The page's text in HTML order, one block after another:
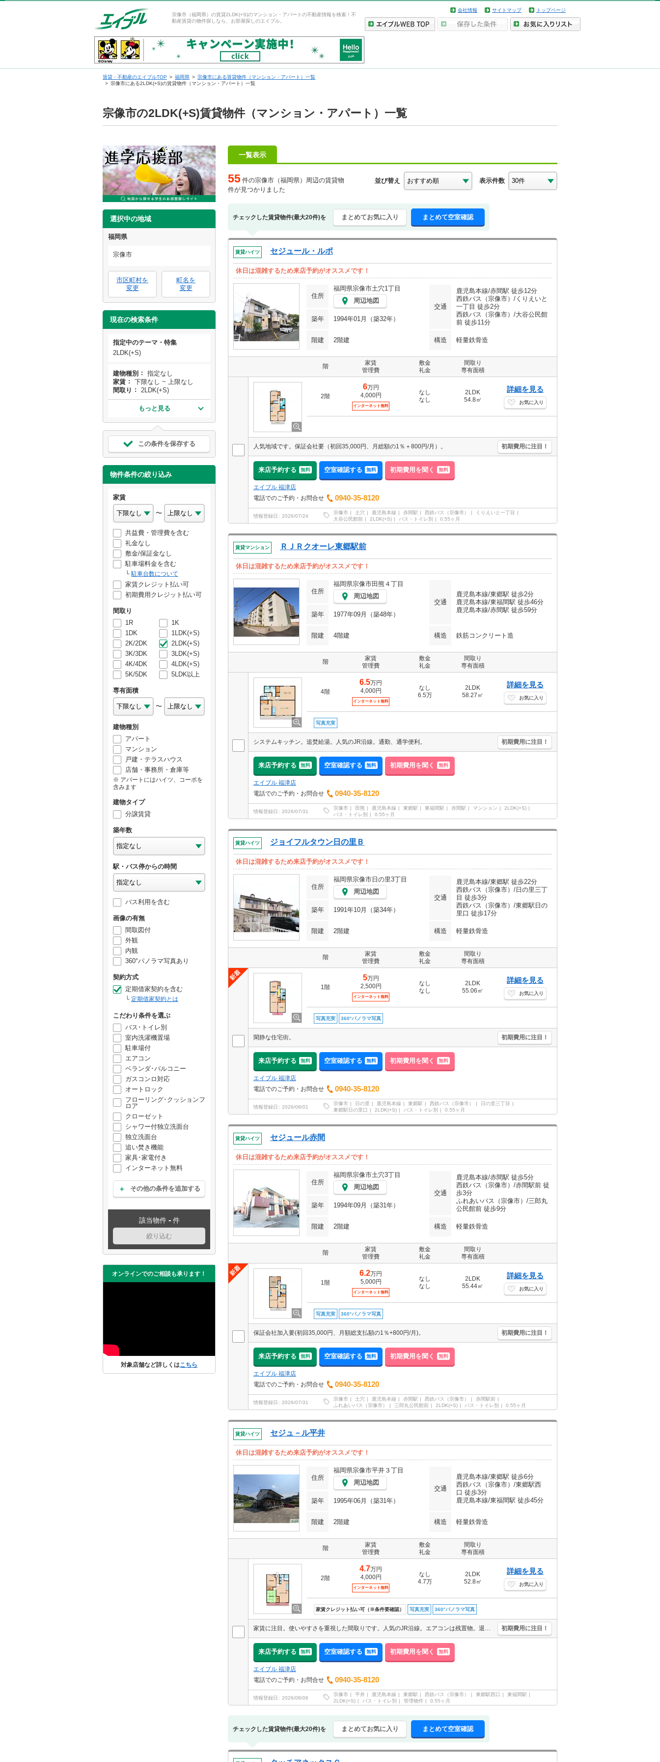
宗像市（福岡県）の賃貸2LDK(+S)のマンション・アパートの不動産情報を検索！不
動産賃貸の物件探しなら、お部屋探しのエイブル。
会社情報 サイトマップ トップページ
賃貸・不動産のエイブルTOP 福岡県
宗像市にある賃貸物件（マンション・アパート）一覧
宗像市にある2LDK(+S)の賃貸物件（マンション・アパート）一覧
宗像市の2LDK(+S)賃貸物件（マンション・アパート）一覧
選択中の地域
福岡県
宗像市
市区町村を
変更
町名を
変更
現在の検索条件
指定中のテーマ・特集
2LDK(+S)
建物種別
指定なし
家賃
下限なし ~ 上限なし
間取り
2LDK(+S)
もっと見る
この条件を保存する
物件条件の絞り込み
家賃
〜
共益費・管理費を含む
礼金なし
敷金/保証金なし
駐車場料金を含む
駐車台数について
家賃クレジット払い可
初期費用クレジット払い可
間取り
1R
1K
1DK
1LDK(+S)
2K/2DK
2LDK(+S)
3K/3DK
3LDK(+S)
4K/4DK
4LDK(+S)
5K/5DK
5LDK以上
専有面積
〜
建物種別
アパート
マンション
戸建・テラスハウス
店舗・事務所・倉庫等
アパートにはハイツ、コーポを
含みます
建物タイプ
分譲賃貸
築年数
駅・バス停からの時間
バス利用を含む
画像の有無
間取図付
外観
内観
360°パノラマ写真あり
契約方式
定期借家契約を含む
定期借家契約とは
こだわり条件を選ぶ
バス･トイレ別
室内洗濯機置場
駐車場付
エアコン
ベランダ･バルコニー
ガスコンロ対応
オートロック
フローリング･クッションフ
ロア
クローゼット
シャワー付独立洗面台
独立洗面台
追い焚き機能
家具･家電付き
インターネット無料
その他の条件を追加する
該当物件 - 件
絞り込む
オンラインでのご相談も承ります！
対象店舗など詳しくはこちら
一覧表示
55 件の宗像市（福岡県）周辺の賃貸物
件が見つかりました
並び替え 表示件数
チェックした賃貸物件(最大20件)を まとめてお気に入り まとめて空室確認
賃貸ハイツ セジュール・ルポ
休日は混雑するため来店予約がオススメです！
住所
福岡県宗像市土穴1丁目
周辺地図
交通
鹿児島本線/赤間駅 徒歩12分
西鉄バス（宗像市）/くりえいと
一丁目 徒歩2分
西鉄バス（宗像市）/大谷公民館
前 徒歩11分
築年 1994年01月（築32年）
階建 2階建 構造 軽量鉄骨造
階
家賃
管理費
敷金
礼金
間取り
専有面積
2階
6万円
4,000円
インターネット無料
なし
なし
2LDK
54.8㎡
詳細を見る
お気に入り
人気地域です。保証会社要（初回35,000円、月総額の1％＋800円/月）。 初期費用に注目！
来店予約する 無料 空室確認する 無料 初期費用を聞く 無料
エイブル 福津店
電話でのご予約・お問合せ
0940-35-8120
情報登録日 2026/07/24
宗像市 土穴 鹿児島本線 赤間駅 西鉄バス（宗像市）
くりえいと一丁目
大谷公民館前
2LDK(+S) バス・トイレ別 0.55ヶ月
賃貸マンション ＲＪＲクオーレ東郷駅前
休日は混雑するため来店予約がオススメです！
住所
福岡県宗像市田熊４丁目
周辺地図
交通
鹿児島本線/東郷駅 徒歩2分
鹿児島本線/東福間駅 徒歩46分
鹿児島本線/赤間駅 徒歩59分
築年 1977年09月（築48年）
階建 4階建 構造 鉄筋コンクリート造
階
家賃
管理費
敷金
礼金
間取り
専有面積
4階
6.5万円
4,000円
インターネット無料
なし
6.5万
2LDK
58.27㎡
詳細を見る
お気に入り
写真充実
システムキッチン。追焚給湯。人気のJR沿線。通勤、通学便利。 初期費用に注目！
来店予約する 無料 空室確認する 無料 初期費用を聞く 無料
エイブル 福津店
電話でのご予約・お問合せ
0940-35-8120
情報登録日 2026/07/31
宗像市 田熊 鹿児島本線 東郷駅 東福間駅 赤間駅 マンション
2LDK(+S)
バス・トイレ別
0.55ヶ月
賃貸ハイツ ジョイフルタウン日の里Ｂ
休日は混雑するため来店予約がオススメです！
住所
福岡県宗像市日の里3丁目
周辺地図
交通
鹿児島本線/東郷駅 徒歩22分
西鉄バス（宗像市）/日の里三丁
目 徒歩3分
西鉄バス（宗像市）/東郷駅日の
里口 徒歩17分
築年 1991年10月（築34年）
階建 2階建 構造 軽量鉄骨造
階
家賃
管理費
敷金
礼金
間取り
専有面積
1階
5万円
2,500円
インターネット無料
なし
なし
2LDK
55.06㎡
詳細を見る
お気に入り
写真充実 360°パノラマ写真
閑静な住宅街。 初期費用に注目！
来店予約する 無料 空室確認する 無料 初期費用を聞く 無料
エイブル 福津店
電話でのご予約・お問合せ
0940-35-8120
情報登録日 2026/08/01
宗像市 日の里 鹿児島本線 東郷駅 西鉄バス（宗像市）
日の里三丁目
東郷駅日の里口
2LDK(+S) バス・トイレ別 0.55ヶ月
賃貸ハイツ セジュール赤間
休日は混雑するため来店予約がオススメです！
住所
福岡県宗像市土穴3丁目
周辺地図
交通
鹿児島本線/赤間駅 徒歩5分
西鉄バス（宗像市）/赤間駅前 徒
歩3分
ふれあいバス（宗像市）/三郎丸
公民館前 徒歩9分
築年 1994年09月（築31年）
階建 2階建 構造 軽量鉄骨造
階
家賃
管理費
敷金
礼金
間取り
専有面積
1階
6.2万円
5,000円
インターネット無料
なし
なし
2LDK
55.44㎡
詳細を見る
お気に入り
写真充実 360°パノラマ写真
保証会社加入要(初回35,000円、月額総支払額の1％+800円/月)。 初期費用に注目！
来店予約する 無料 空室確認する 無料 初期費用を聞く 無料
エイブル 福津店
電話でのご予約・お問合せ
0940-35-8120
情報登録日 2026/07/31
宗像市 土穴 鹿児島本線 赤間駅 西鉄バス（宗像市）
赤間駅前
ふれあいバス（宗像市）
三郎丸公民館前 2LDK(+S) バス・トイレ別 0.55ヶ月
賃貸ハイツ セジュ－ル平井
休日は混雑するため来店予約がオススメです！
住所
福岡県宗像市平井３丁目
周辺地図
交通
鹿児島本線/東郷駅 徒歩6分
西鉄バス（宗像市）/東郷駅西
口 徒歩3分
鹿児島本線/東福間駅 徒歩45分
築年 1995年06月（築31年）
階建 2階建 構造 軽量鉄骨造
階
家賃
管理費
敷金
礼金
間取り
専有面積
2階
4.7万円
4,000円
インターネット無料
なし
4.7万
2LDK
52.8㎡
詳細を見る
お気に入り
家賃クレジット払い可（※条件要確認） 写真充実 360°パノラマ写真
家賃に注目。使いやすさを重視した間取りです。人気のJR沿線。エアコンは残置物。退室時清掃料47,000円。J:COM320M Wi-Fi無料。クレジットで家賃支払可。駐車場2台可(1台目と同額)。 初期費用に注目！
来店予約する 無料 空室確認する 無料 初期費用を聞く 無料
エイブル 福津店
電話でのご予約・お問合せ
0940-35-8120
情報登録日 2026/08/06
宗像市 平井 鹿児島本線 東郷駅 西鉄バス（宗像市） 東郷駅西口
東福間駅
2LDK(+S)
バス・トイレ別 管理物件 0.55ヶ月
チェックした賃貸物件(最大20件)を まとめてお気に入り まとめて空室確認